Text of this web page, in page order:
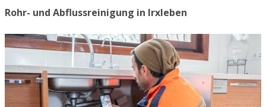
Rohr- und Abflussreinigung in Irxleben